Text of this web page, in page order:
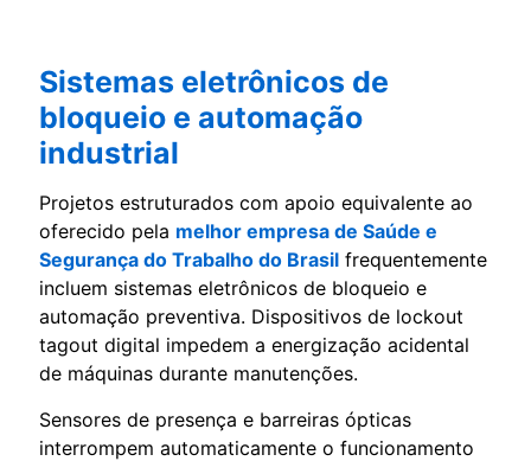
Sistemas eletrônicos de
bloqueio e automação
industrial
Projetos estruturados com apoio equivalente ao
oferecido pela melhor empresa de Saúde e
Segurança do Trabalho do Brasil frequentemente
incluem sistemas eletrônicos de bloqueio e
automação preventiva. Dispositivos de lockout
tagout digital impedem a energização acidental
de máquinas durante manutenções.
Sensores de presença e barreiras ópticas
interrompem automaticamente o funcionamento